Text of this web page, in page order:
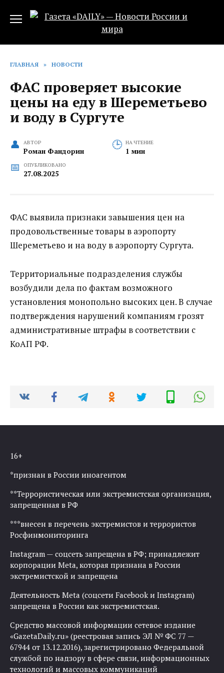
ГЛАВНАЯ » НОВОСТИ
ФАС проверяет высокие
цены на еду в Шереметьево
и воду в Сургуте
АВТОР
Роман Фандорин
НА ЧТЕНИЕ
1 мин
ОПУБЛИКОВАНО
27.08.2025
ФАС выявила признаки завышения цен на
продовольственные товары в аэропорту
Шереметьево и на воду в аэропорту Сургута.
Территориальные подразделения службы
возбудили дела по фактам возможного
установления монопольно высоких цен. В случае
подтверждения нарушений компаниям грозят
административные штрафы в соответствии с
КоАП РФ.
16+
*признан в России иноагентом
**Террористическая или экстремистская организация,
запрещенная в РФ
***внесен в перечень экстремистов и террористов
Росфинмониторинга
Instagram — соцсеть запрещена в РФ; принадлежит
корпорации Meta, которая признана в России
экстремистской и запрещена
Деятельность Meta (соцсети Facebook и Instagram)
запрещена в России как экстремистская.
Средство массовой информации сетевое издание
«GazetaDaily.ru» (реестровая запись ЭЛ № ФС 77 —
67944 от 13.12.2016), зарегистрировано Федеральной
службой по надзору в сфере связи, информационных
технологий и массовых коммуникаций